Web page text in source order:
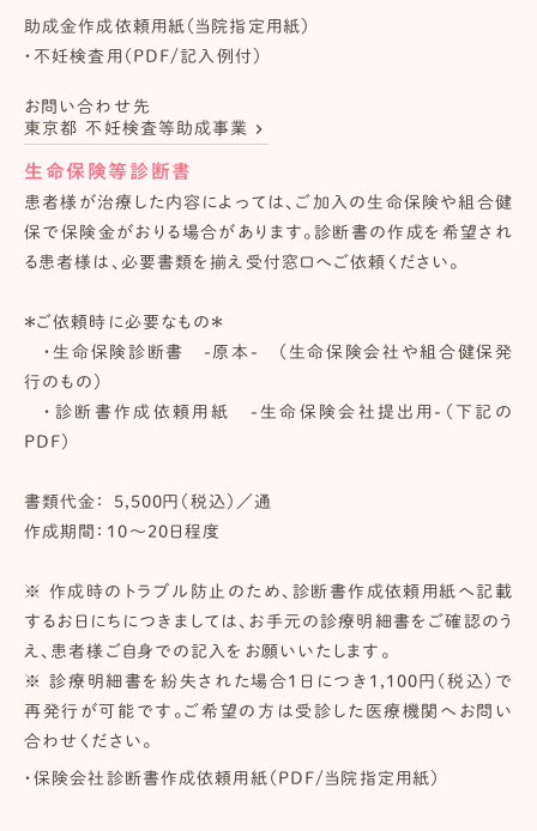
助成金作成依頼用紙（当院指定用紙）
・不妊検査用（PDF/記入例付）
お問い合わせ先
東京都 不妊検査等助成事業
keyboard_arrow_right
生命保険等診断書
患者様が治療した内容によっては、ご加入の生命保険や組合健
保で保険金がおりる場合があります。診断書の作成を希望され
る患者様は、必要書類を揃え受付窓口へご依頼ください。
＊ご依頼時に必要なもの＊
・生命保険診断書 -原本- （生命保険会社や組合健保発
行のもの）
・診断書作成依頼用紙 -生命保険会社提出用-（下記の
PDF）
書類代金： 5,500円（税込）／通
作成期間：10～20日程度
※ 作成時のトラブル防止のため、診断書作成依頼用紙へ記載
するお日にちにつきましては、お手元の診療明細書をご確認のう
え、患者様ご自身での記入をお願いいたします。
※ 診療明細書を紛失された場合1日につき1,100円（税込）で
再発行が可能です。ご希望の方は受診した医療機関へお問い
合わせください。
・保険会社診断書作成依頼用紙（PDF/当院指定用紙）